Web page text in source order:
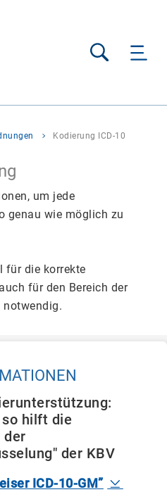
Suche
Kodierung ICD-10
um jede
genau wie möglich zu
für die korrekte
für den Bereich der
notwendig.
hilft die
der
der KBV
ICD-10-GM”